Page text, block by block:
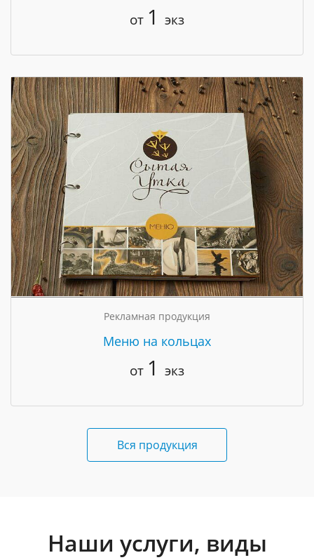
от 1 экз
Рекламная продукция
Меню на кольцах
от 1 экз
Вся продукция
Наши услуги, виды